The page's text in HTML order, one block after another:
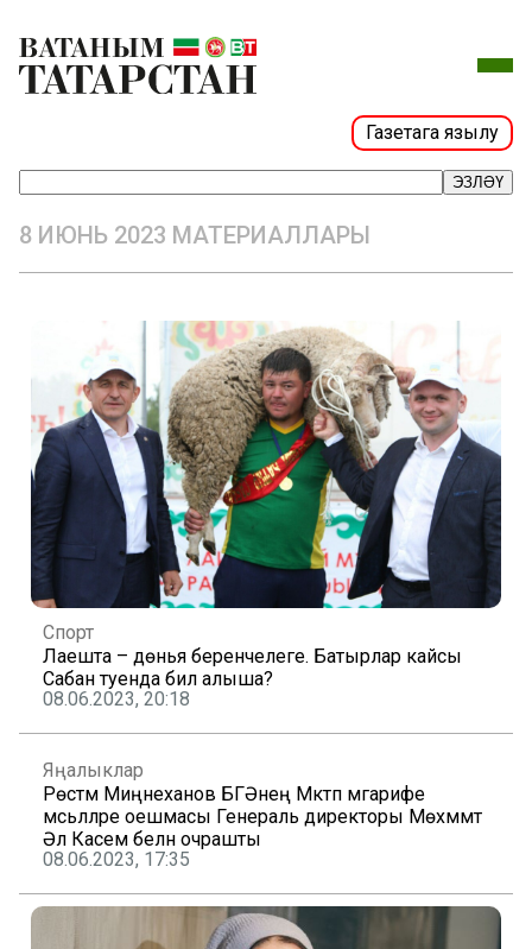
Газетага язылу
ЭЗЛӘҮ
8 ИЮНЬ 2023 МАТЕРИАЛЛАРЫ
Спорт
Лаешта – дөнья беренчелеге. Батырлар кайсы
Сабан туенда бил алыша?
08.06.2023, 20:18
Яңалыклар
Рөстәм Миңнеханов БГӘнең Мәктәп мәгарифе
мәсьәләләре оешмасы Генераль директоры Мөхәммәт
Әл Касем белән очрашты
08.06.2023, 17:35